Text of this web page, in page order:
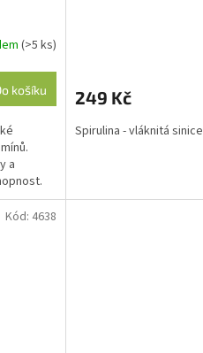
(>5 ks)
košíku
a
249 Kč
Spirulina - vláknitá sinice
Kód: 4638